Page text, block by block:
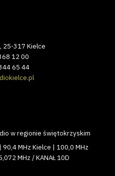
25-317 Kielce
12 00
65 44
w regionie świętokrzyskim
MHz Kielce | 100,0 MHz
MHz / KANAŁ 10D